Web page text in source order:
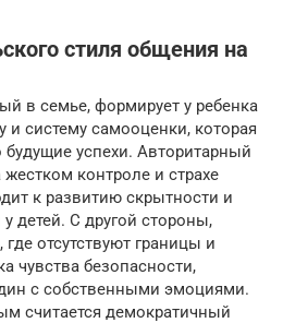
стиля общения на
в семье, формирует у ребенка
и систему самооценки, которая
будущие успехи. Авторитарный
контроле и страхе
к развитию скрытности и
детей. С другой стороны,
отсутствуют границы и
чувства безопасности,
с собственными эмоциями.
считается демократичный